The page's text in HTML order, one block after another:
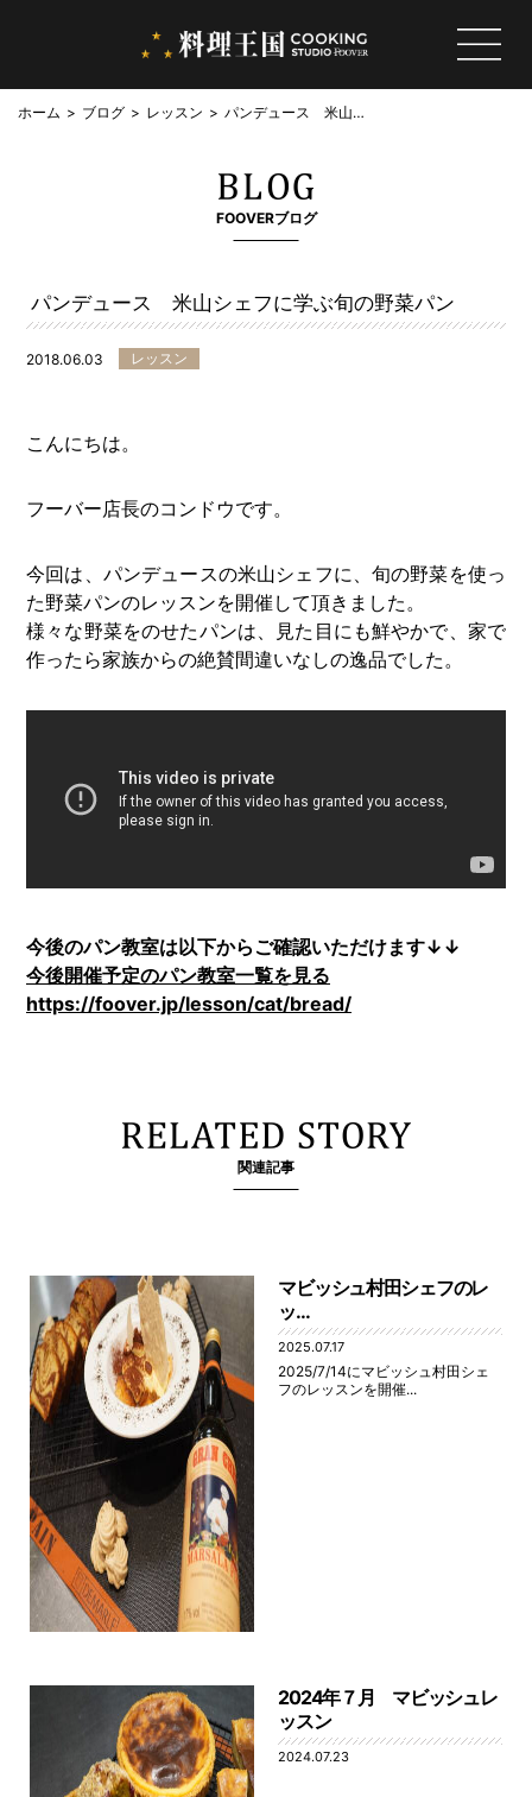
ホーム ブログ レッスン
パンデュース 米山シ
FOOVERブログ
パンデュース 米山シェフに学ぶ旬の野菜パン
2018.06.03 レッスン
こんにちは。
フーバー店長のコンドウです。
今回は、パンデュースの米山シェフに、旬の野菜を使っ
た野菜パンのレッスンを開催して頂きました。
様々な野菜をのせたパンは、見た目にも鮮やかで、家で
作ったら家族からの絶賛間違いなしの逸品でした。
今後のパン教室は以下からご確認いただけます↓↓
今後開催予定のパン教室一覧を見る
https://foover.jp/lesson/cat/bread/
関連記事
マビッシュ村田シェフのレ
ッ...
2025.07.17
2025/7/14にマビッシュ村田シェ
フのレッスンを開催...
2024年７月 マビッシュレ
ッスン
2024.07.23